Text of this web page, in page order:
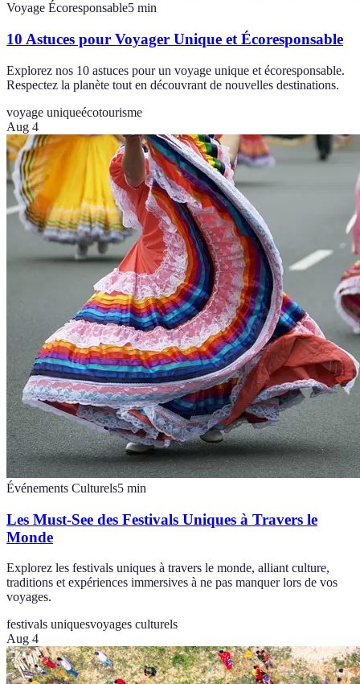
Voyage Écoresponsable5 min
10 Astuces pour Voyager Unique et Écoresponsable
Explorez nos 10 astuces pour un voyage unique et écoresponsable.
Respectez la planète tout en découvrant de nouvelles destinations.
voyage uniqueécotourisme
Aug 4
Événements Culturels5 min
Les Must-See des Festivals Uniques à Travers le
Monde
Explorez les festivals uniques à travers le monde, alliant culture,
traditions et expériences immersives à ne pas manquer lors de vos
voyages.
festivals uniquesvoyages culturels
Aug 4